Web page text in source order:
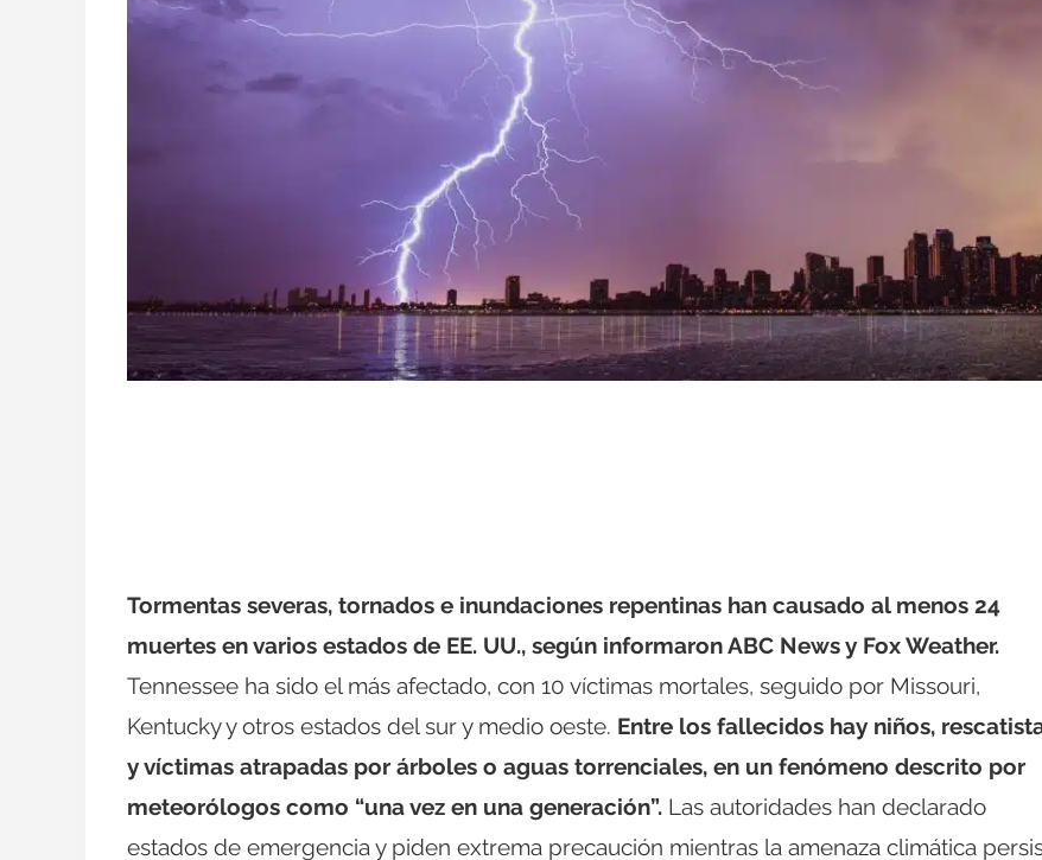
Tormentas severas, tornados e inundaciones repentinas han causado al menos 24
muertes en varios estados de EE. UU., según informaron ABC News y Fox Weather.
Tennessee ha sido el más afectado, con 10 víctimas mortales, seguido por Missouri,
Kentucky y otros estados del sur y medio oeste. Entre los fallecidos hay niños,
y víctimas atrapadas por árboles o aguas torrenciales, en un fenómeno descrito por
meteorólogos como “una vez en una generación”. Las autoridades han declarado
estados de emergencia y piden extrema precaución mientras la amenaza climática